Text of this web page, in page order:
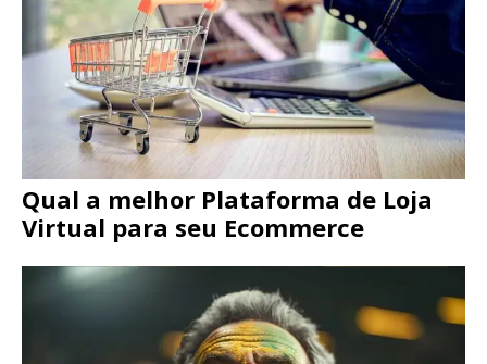
Qual a melhor Plataforma de Loja
Virtual para seu Ecommerce